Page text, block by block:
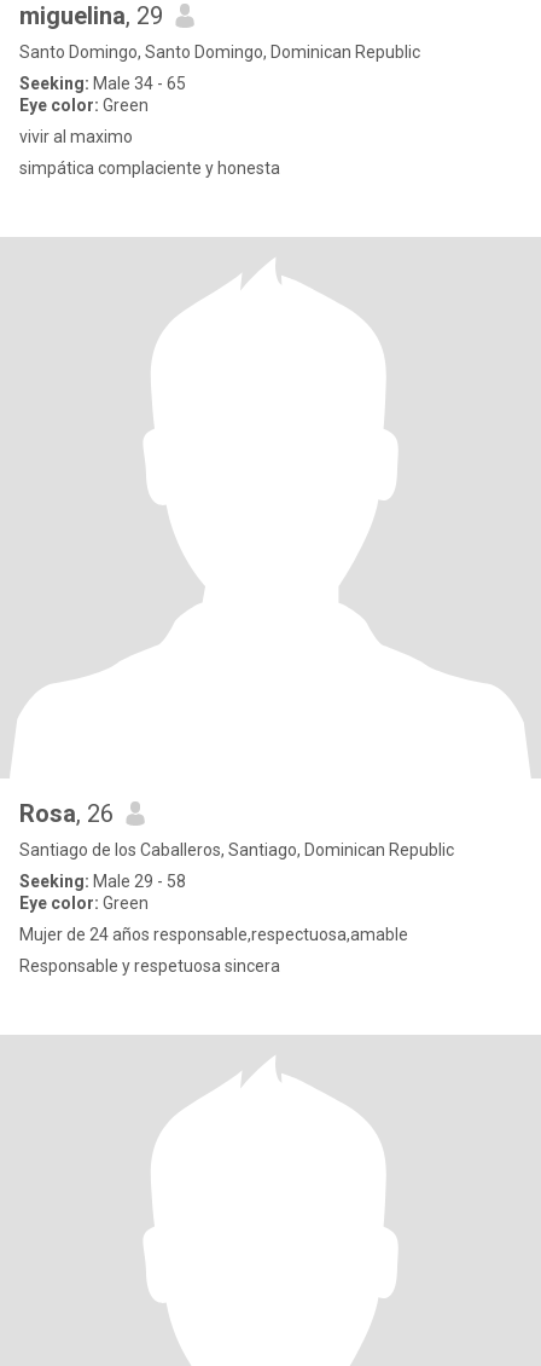
miguelina, 29
Santo Domingo, Santo Domingo, Dominican Republic
Seeking: Male 34 - 65
Eye color: Green
vivir al maximo
simpática complaciente y honesta
Rosa, 26
Santiago de los Caballeros, Santiago, Dominican Republic
Seeking: Male 29 - 58
Eye color: Green
Mujer de 24 años responsable,respectuosa,amable
Responsable y respetuosa sincera